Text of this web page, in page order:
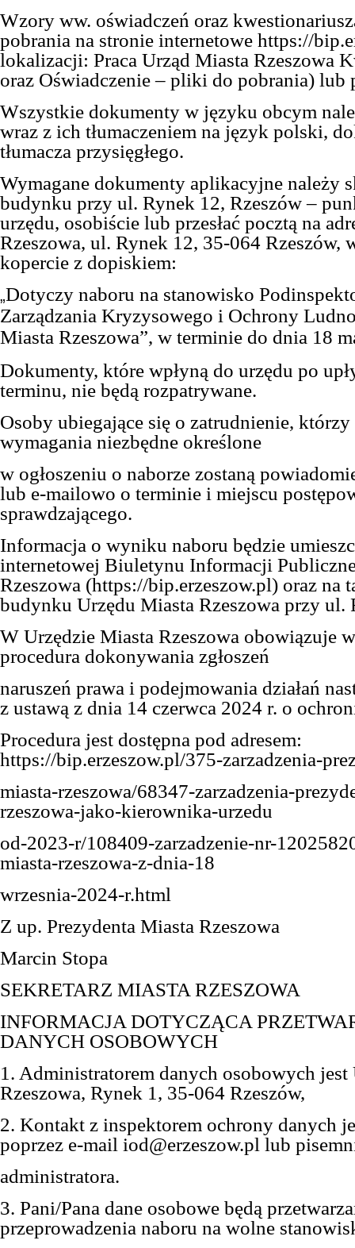
Wzory ww. oświadczeń oraz
pobrania na stronie internetowe https://
lokalizacji: Praca Urząd Miasta Rzeszowa
oraz Oświadczenie – pliki do pobrania) lub
Wszystkie dokumenty w języku obcym
wraz z ich tłumaczeniem na język polski,
tłumacza przysięgłego.
Wymagane dokumenty aplikacyjne należy
budynku przy ul. Rynek 12, Rzeszów –
urzędu, osobiście lub przesłać pocztą na
Rzeszowa, ul. Rynek 12, 35-064 Rzeszów,
kopercie z dopiskiem:
„Dotyczy naboru na stanowisko
Zarządzania Kryzysowego i Ochrony
Miasta Rzeszowa”, w terminie do dnia 18
Dokumenty, które wpłyną do urzędu po
terminu, nie będą rozpatrywane.
Osoby ubiegające się o zatrudnienie, którzy
wymagania niezbędne określone
w ogłoszeniu o naborze zostaną
lub e-mailowo o terminie i miejscu
sprawdzającego.
Informacja o wyniku naboru będzie
internetowej Biuletynu Informacji
Rzeszowa (https://bip.erzeszow.pl) oraz na
budynku Urzędu Miasta Rzeszowa przy ul.
W Urzędzie Miasta Rzeszowa obowiązuje
procedura dokonywania zgłoszeń
naruszeń prawa i podejmowania działań
z ustawą z dnia 14 czerwca 2024 r. o
Procedura jest dostępna pod adresem:
https://bip.erzeszow.pl/375-zarzadzenia-
miasta-rzeszowa/68347-zarzadzenia-
rzeszowa-jako-kierownika-urzedu
od-2023-r/108409-zarzadzenie-nr-
miasta-rzeszowa-z-dnia-18
wrzesnia-2024-r.html
Z up. Prezydenta Miasta Rzeszowa
Marcin Stopa
SEKRETARZ MIASTA RZESZOWA
INFORMACJA DOTYCZĄCA
DANYCH OSOBOWYCH
1. Administratorem danych osobowych jest
Rzeszowa, Rynek 1, 35-064 Rzeszów,
2. Kontakt z inspektorem ochrony danych
poprzez e-mail iod@erzeszow.pl lub
administratora.
3. Pani/Pana dane osobowe będą
przeprowadzenia naboru na wolne